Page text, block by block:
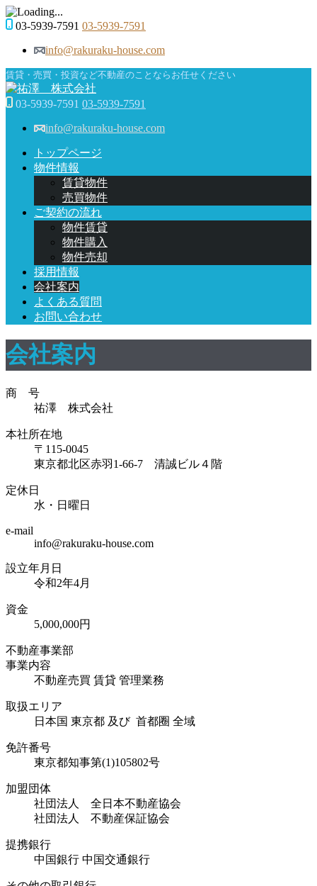
03-5939-7591 03-5939-7591
info@rakuraku-house.com
賃貸・売買・投資など不動産のことならお任せください
03-5939-7591 03-5939-7591
info@rakuraku-house.com
トップページ
物件情報
賃貸物件
売買物件
ご契約の流れ
物件賃貸
物件購入
物件売却
採用情報
会社案内
よくある質問
お問い合わせ
会社案内
商 号
祐澤 株式会社
本社所在地
〒115-0045
東京都北区赤羽1-66-7 清誠ビル４階
定休日
水・日曜日
e-mail
info@rakuraku-house.com
設立年月日
令和2年4月
資金
5,000,000円
不動産事業部
事業内容
不動産売買 賃貸 管理業務
取扱エリア
日本国 東京都 及び 首都圈 全域
免許番号
東京都知事第(1)105802号
加盟団体
社団法人 全日本不動産協会
社団法人 不動産保証協会
提携銀行
中国銀行 中国交通銀行